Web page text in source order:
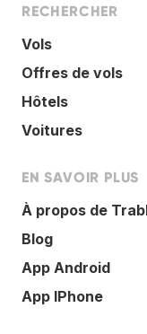
RECHERCHER
Vols
Offres de vols
Hôtels
Voitures
EN SAVOIR PLUS
À propos de
Blog
App Android
App IPhone